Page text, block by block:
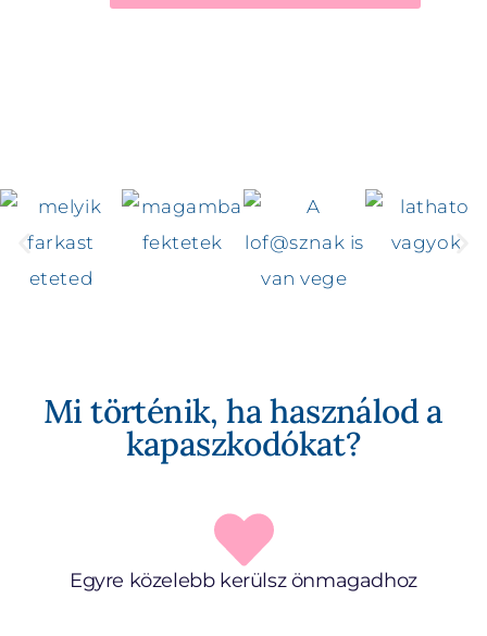
Mi történik, ha használod a
kapaszkodókat?
Egyre közelebb kerülsz önmagadhoz